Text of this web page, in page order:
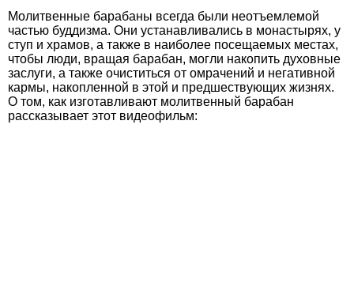
Молитвенные барабаны всегда были неотъемлемой
частью буддизма. Они устанавливались в монастырях, у
ступ и храмов, а также в наиболее посещаемых местах,
чтобы люди, вращая барабан, могли накопить духовные
заслуги, а также очиститься от омрачений и негативной
кармы, накопленной в этой и предшествующих жизнях.
О том, как изготавливают молитвенный барабан
рассказывает этот видеофильм: